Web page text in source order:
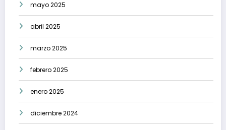
mayo 2025
abril 2025
marzo 2025
febrero 2025
enero 2025
diciembre 2024